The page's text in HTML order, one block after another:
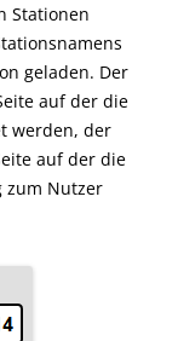
Stationen
geladen. Der
auf der die
werden, der
auf der die
zum Nutzer